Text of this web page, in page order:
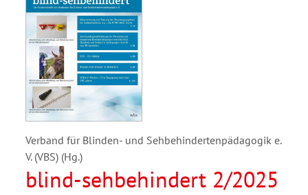
Verband für Blinden- und Sehbehindertenpädagogik e.
V. (VBS) (Hg.)
blind-sehbehindert 2/2025